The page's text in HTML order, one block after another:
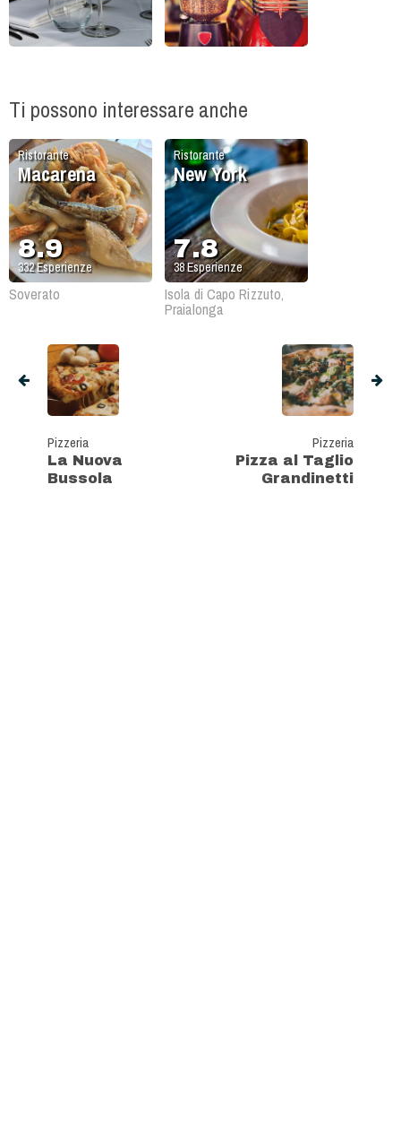
Ti possono interessare anche
Ristorante
Macarena
8.9
332Esperienze
Soverato
Ristorante
New York
7.8
38Esperienze
Isola di Capo Rizzuto,
Praialonga
Pizzeria
La Nuova
Bussola
Pizzeria
Pizza al Taglio
Grandinetti